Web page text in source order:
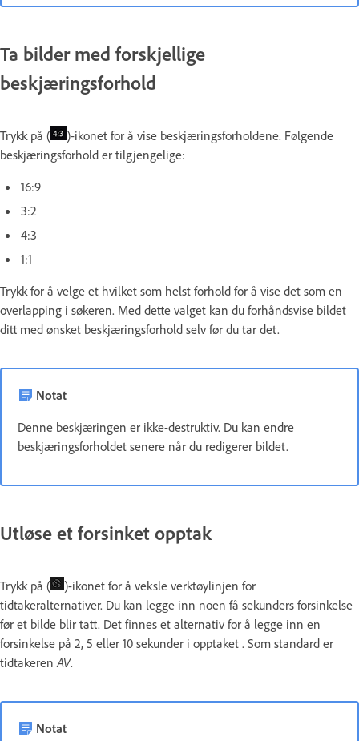
Ta bilder med forskjellige
beskjæringsforhold
Trykk på (
)-ikonet for å vise beskjæringsforholdene. Følgende
beskjæringsforhold er tilgjengelige:
16:9
3:2
4:3
1:1
Trykk for å velge et hvilket som helst forhold for å vise det som en
overlapping i søkeren. Med dette valget kan du forhåndsvise bildet
ditt med ønsket beskjæringsforhold selv før du tar det.
Notat
Denne beskjæringen er ikke-destruktiv. Du kan endre
beskjæringsforholdet senere når du redigerer bildet.
Utløse et forsinket opptak
Trykk på (
)-ikonet for å veksle verktøylinjen for
tidtakeralternativer. Du kan legge inn noen få sekunders forsinkelse
før et bilde blir tatt. Det finnes et alternativ for å legge inn en
forsinkelse på 2, 5 eller 10 sekunder i opptaket . Som standard er
tidtakeren AV.
Notat